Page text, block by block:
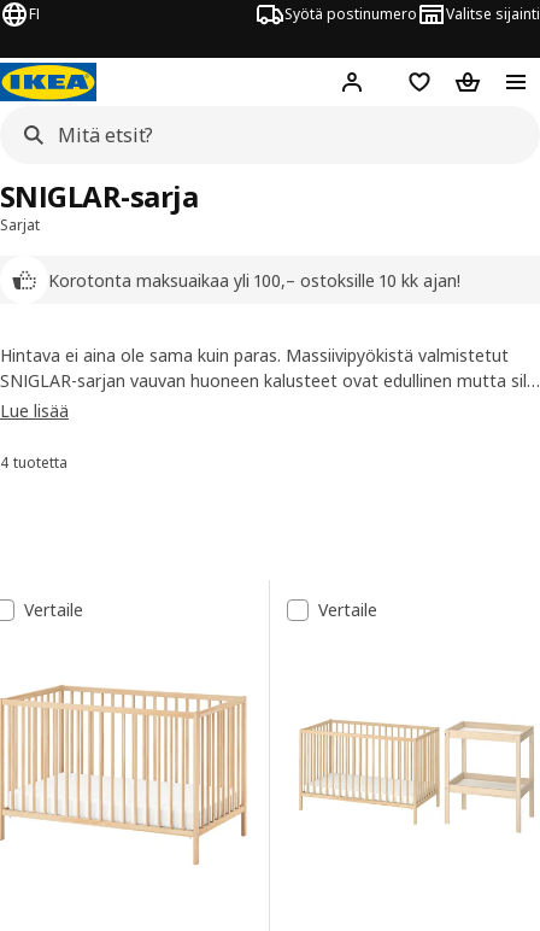
FI Syötä postinumero Valitse sijainti
Hej! Kirjaudu sisään
Suosikit
Sarjat
Korotonta maksuaikaa yli 100,– ostoksille 10 kk ajan!
SNIGLAR-sarja
Hintava ei aina ole sama kuin paras. Massiivipyökistä valmistetut
SNIGLAR-sarjan vauvan huoneen kalusteet ovat edullinen mutta silti
klassisen tyylikäs vaihtoehto lastenhuoneeseen.
Lue lisää
Lajittele ja suodata
4 tuotetta
Tulosluettelo
Vertaile Vertaile